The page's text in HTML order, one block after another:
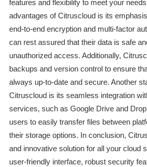
features and flexibility to meet your
advantages of Citruscloud is its
end-to-end encryption and multi-factor
can rest assured that their data is safe
unauthorized access. Additionally,
backups and version control to ensure
always up-to-date and secure. Another
Citruscloud is its seamless integration
services, such as Google Drive and
users to easily transfer files between
their storage options. In conclusion,
and innovative solution for all your cloud
user-friendly interface, robust security